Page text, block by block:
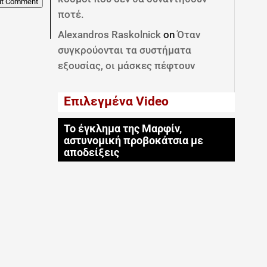
ποτέ.
Alexandros Raskolnick onΌταν
συγκρούονται τα συστήματα
εξουσίας, οι μάσκες πέφτουν
Επιλεγμένα Video
Το έγκλημα της Μαρφίν,
αστυνομική προβοκάτσια με
αποδείξεις